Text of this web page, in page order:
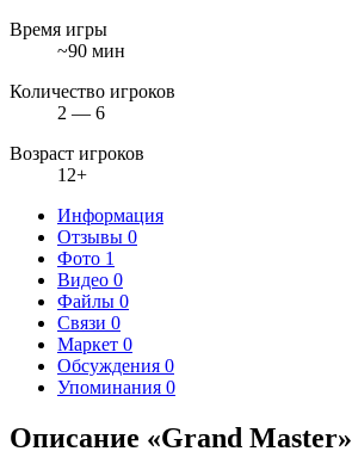
Время игры
~90 мин
Количество игроков
2 — 6
Возраст игроков
12+
Информация
Отзывы 0
Фото 1
Видео 0
Файлы 0
Связи 0
Маркет 0
Обсуждения 0
Упоминания 0
Описание «Grand Master»